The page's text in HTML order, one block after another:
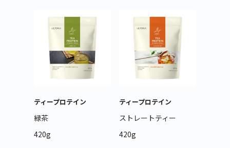
ティープロテイン
緑茶
420g
ティープロテイン
ストレートティー
420g